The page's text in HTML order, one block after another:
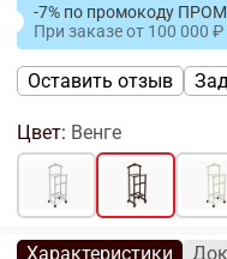
-7% по промокоду
При заказеот 100 000
Оставить отзыв
Цвет: Венге
Характеристики